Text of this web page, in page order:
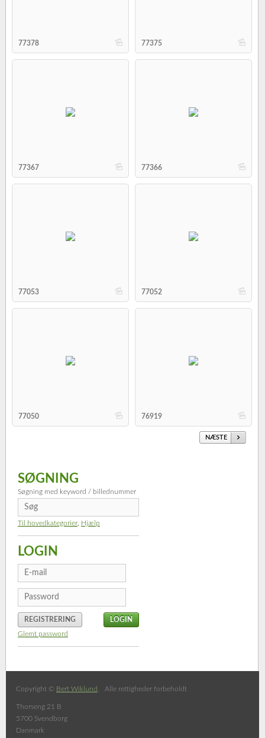
b
77378 b
77375
b
77367 b
77366
b
77053 b
77052
b
77050 b
76919
NÆSTE
SØGNING
Søgning med keyword / billednummer
Til hovedkategorier Hjælp
LOGIN
REGISTRERING
Glemt password
Copyright © Bert Wiklund . Alle rettigheder forbeholdt
Thorseng 21 B
5700 Svendborg
Danmark